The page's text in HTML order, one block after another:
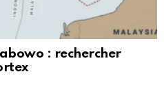
: rechercher